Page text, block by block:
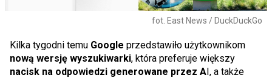
fot. East News / DuckDuckGo
Kilka tygodni temu Google przedstawiło użytkownikom
nową wersję wyszukiwarki, która preferuje większy
nacisk na odpowiedzi generowane przez AI, a także